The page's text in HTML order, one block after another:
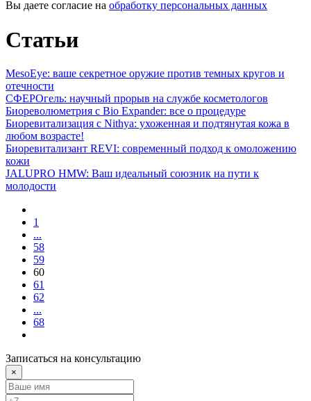
Вы даете согласие на обработку персональных данных
Статьи
MesoEye: ваше секретное оружие против темных кругов и
отечности
СФЕРОгель: научный прорыв на службе косметологов
Биореволюметрия с Bio Expander: все о процедуре
Биоревитализация с Nithya: ухоженная и подтянутая кожа в
любом возрасте!
Биоревитализант REVI: современный подход к омоложению
кожи
JALUPRO HMW: Ваш идеальный союзник на пути к
молодости
1
...
58
59
60
61
62
...
68
Записаться на консультацию
×